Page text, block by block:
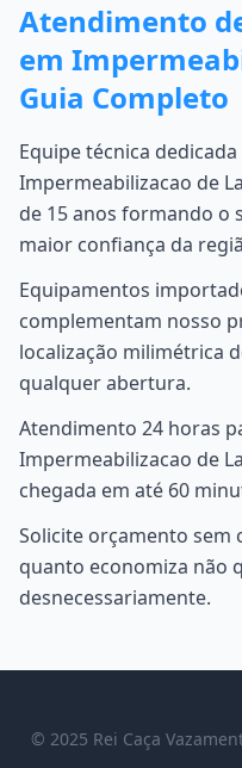
Atendimento
em
Guia Completo
Equipe técnica
Impermeabilizacao de
de 15 anos formando o
maior confiança da
Equipamentos
complementam nosso
localização milimétrica
qualquer abertura.
Atendimento 24 horas
Impermeabilizacao de
chegada em até 60
Solicite orçamento sem
quanto economiza não
desnecessariamente.
© 2025 Rei Caça